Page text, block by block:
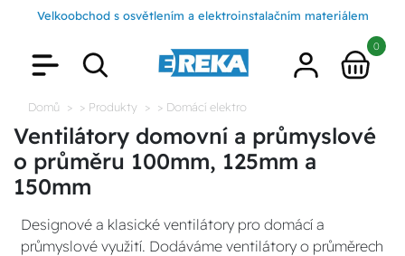
Velkoobchod s osvětlením a elektroinstalačním materiálem
0
Domů > Produkty > Domácí elektro
Ventilátory domovní a průmyslové
o průměru 100mm, 125mm a
150mm
Designové a klasické ventilátory pro domácí a
průmyslové využití. Dodáváme ventilátory o průměrech